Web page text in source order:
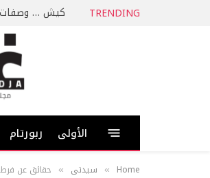
TRENDING كيش … وصفات
الأولى ربورتام
Home
» سيدتي » حقائق عن